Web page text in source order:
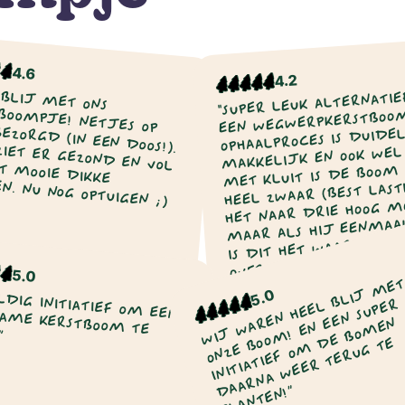
4.6
MET ONS
NETJES OP TIJD BEZORGD (IN EEN DOOS!).
GEZOND EN VOL UIT MET MOOIE DIKKE
NU NOG OPTUIGEN ;)
Pepijn van de
Vondervoort
2022
4.2
"SUPER LEUK
EEN
OPHAALPROCES IS
MAKKELIJK EN OOK
MET KLUIT IS DE BOOM
HEEL ZWAAR (BEST
HET NAAR DRIE HOOG
MAAR ALS HIJ
IS DIT HET WAARD! DE
OVERIGENS NIET VEEL
DAN EEN “NORMALE”
KERSTBOOM."Nina Vos
2022
5.0
5.0
R
L
O
E
R
D
N
E